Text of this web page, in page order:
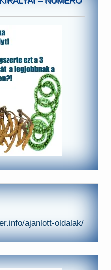
ajanlott-oldalak/